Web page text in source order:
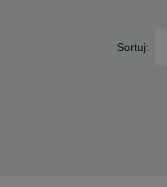
Sortuj: